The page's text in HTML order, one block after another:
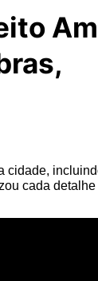
cidade,
cada detalhe